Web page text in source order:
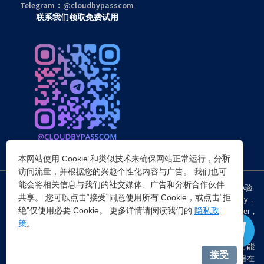
Telegram：@cloudbypasscom
联系我们领取免费试用
突破所有反Anti-bot机器人检查，轻松绕过cloudflare验证、CAPTCHA验
证，WAF，CC防护和Cloudflare爬虫验证，并提供了HTTP API和Proxy，
包括接口地址、请求参数、返回处理；以及 Cloudflare反爬虫设置Referer，
，在中国大陆IP环境下直连时可能
会出现不稳定的情况，但您可以通过以下两种方式解决：一是将其部署在
×
本网站使用 Cookie 和类似技术来确保网站正常运行，分析
访问流量，并根据您的兴趣个性化内容与广告。 我们也可
能会将相关信息与我们的社交媒体、广告和分析合作伙伴
共享。 您可以点击“接受”同意使用所有 Cookie，或点击“拒
绝”仅使用必要 Cookie。 更多详情请阅读我们的 隐私政
策。
接受